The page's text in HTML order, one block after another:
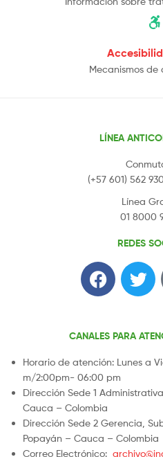
Mecanismos
LÍNEA
(+57 601) 562
Línea
01 8000
REDES
CANALES PARA
Horario de atención: Lunes a
m/2:00pm- 06:00 pm
Dirección Sede 1
Cauca – Colombia
Dirección Sede 2 Gerencia,
Popayán – Cauca – Colombia
Correo Electrónico: